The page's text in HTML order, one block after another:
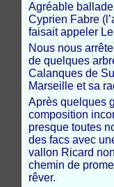
Agréable
Cyprien Fabre
faisait appeler
Nous nous
de quelques
Calanques de
Marseille et sa
Après quelques
composition
presque toutes
des facs avec
vallon Ricard
chemin de
rêver.